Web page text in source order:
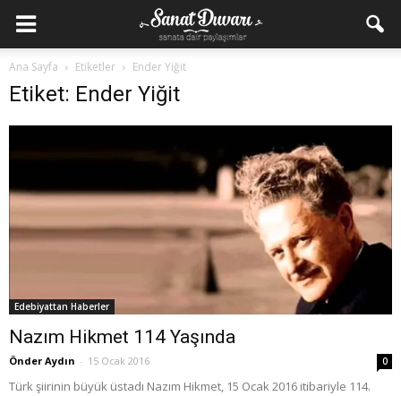
Ana Sayfa Etiketler Ender Yiğit
Etiket: Ender Yiğit
Edebiyattan Haberler
Nazım Hikmet 114 Yaşında
Önder Aydın - 15 Ocak 2016 0
Türk şiirinin büyük üstadı Nazım Hikmet, 15 Ocak 2016 itibariyle 114.